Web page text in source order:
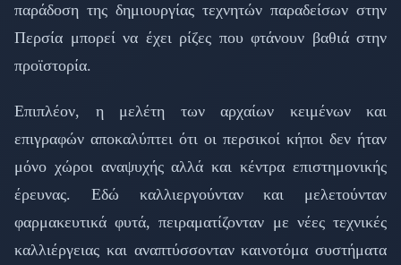
παράδοση της δημιουργίας τεχνητών παραδείσων στην
Περσία μπορεί να έχει ρίζες που φτάνουν βαθιά στην
προϊστορία.
Επιπλέον, η μελέτη των αρχαίων κειμένων και
επιγραφών αποκαλύπτει ότι οι περσικοί κήποι δεν ήταν
μόνο χώροι αναψυχής αλλά και κέντρα επιστημονικής
έρευνας. Εδώ καλλιεργούνταν και μελετούνταν
φαρμακευτικά φυτά, πειραματίζονταν με νέες τεχνικές
καλλιέργειας και αναπτύσσονταν καινοτόμα συστήματα